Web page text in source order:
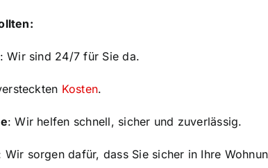
: Wir sind 24/7 für Sie da.
Kosten.
: Wir helfen schnell, sicher und zuverlässig.
Wir sorgen dafür, dass Sie sicher in Ihre